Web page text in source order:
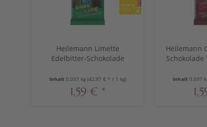
Heilemann Limette
Edelbitter-Schokolade
Inhalt 0.037 kg (42,97 € * / 1 kg)
1,59 € *
Heilemann
Schokolade
Inhalt 0.037